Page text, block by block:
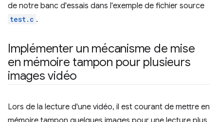
de notre banc d'essais dans l'exemple de fichier source
test.c .
Implémenter un mécanisme de mise
en mémoire tampon pour plusieurs
images vidéo
Lors de la lecture d'une vidéo, il est courant de mettre en